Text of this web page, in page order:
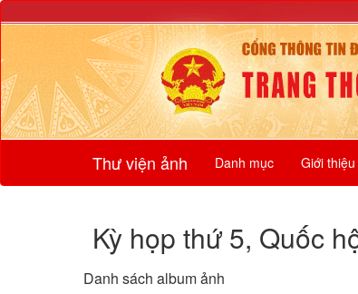
Thư viện ảnh Danh mục Giới thiệu
Kỳ họp thứ 5, Quốc
Danh sách album ảnh